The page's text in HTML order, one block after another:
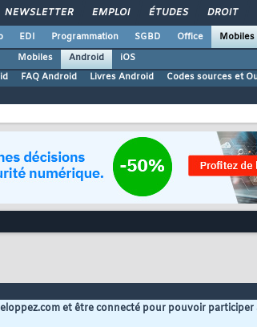
NEWSLETTER EMPLOI ÉTUDES DROIT
EDI Programmation SGBD Office Mobiles
Mobiles
Android
iOS
FAQ Android Livres Android Codes sources et
et être connecté pour pouvoir participer